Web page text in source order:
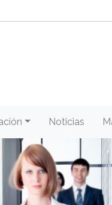
Noticias